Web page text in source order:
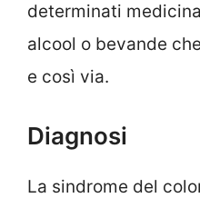
determinati
alcool o bevande
e così via.
Diagnosi
La sindrome del